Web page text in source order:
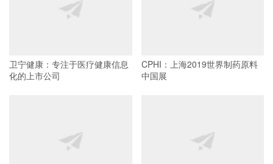
卫宁健康：专注于医疗健康信息
化的上市公司
CPHI：上海2019世界制药原料
中国展